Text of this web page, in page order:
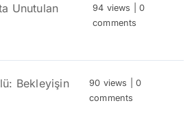
Unutulan
94 views |0
comments
Bekleyişin
90 views |0
comments